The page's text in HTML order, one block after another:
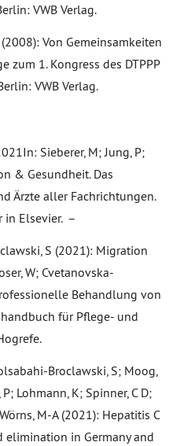
VWB Verlag.
Von Gemeinsamkeiten
zum 1. Kongress des DTPPP
VWB Verlag.
Sieberer, M; Jung, P;
& Gesundheit. Das
Ärzte aller Fachrichtungen.
in Elsevier. –
S (2021): Migration
W; Cvetanovska-
Behandlung von
für Pflege- und
Broclawski, S; Moog,
Lohmann, K; Spinner, C D;
M-A (2021): Hepatitis C
elimination in Germany and